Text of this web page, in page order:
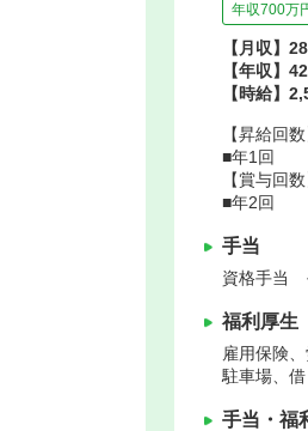
年収700万
【月収】
【年収】
【時給】
【昇給回数
■年1回
【賞与回数
■年2回
手当
資格手当
福利厚生
雇用保険
駐車場、
手当・福